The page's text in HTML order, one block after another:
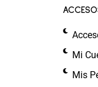
Mi
Mis